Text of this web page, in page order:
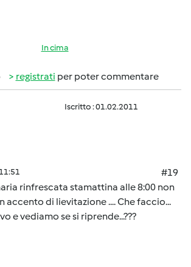
In cima
registrati per poter commentare
Iscritto : 01.02.2011
#19
rinfrescata stamattina alle 8:00 non
accento di lievitazione .... Che faccio...
e vediamo se si riprende...???